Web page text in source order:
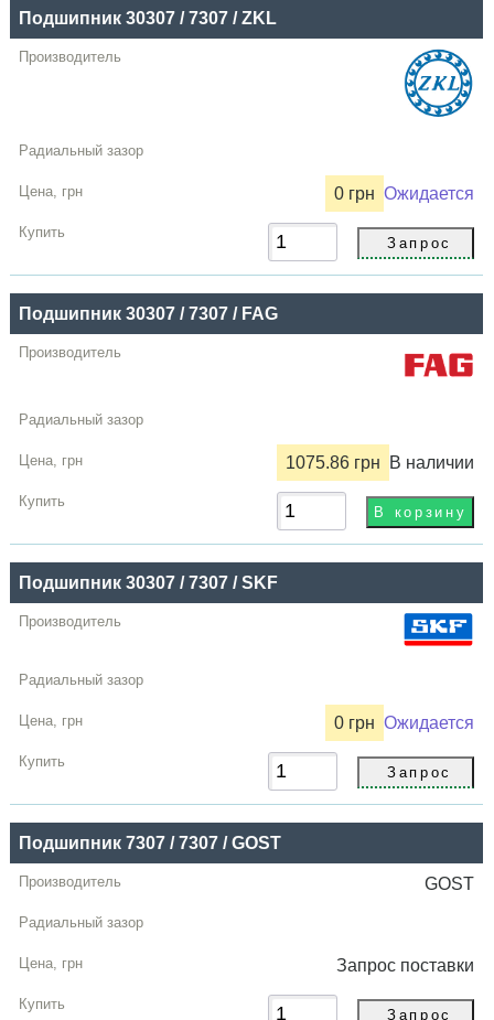
Подшипник 30307 / 7307 / ZKL
0 грн Ожидается
Подшипник 30307 / 7307 / FAG
1075.86 грн В наличии
Подшипник 30307 / 7307 / SKF
0 грн Ожидается
Подшипник 7307 / 7307 / GOST
GOST
Запрос поставки